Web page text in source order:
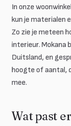
In onze
kun je materialen
Zo zie je meteen
interieur. Mokana
Duitsland, en
hoogte of aantal,
mee.
Wat past